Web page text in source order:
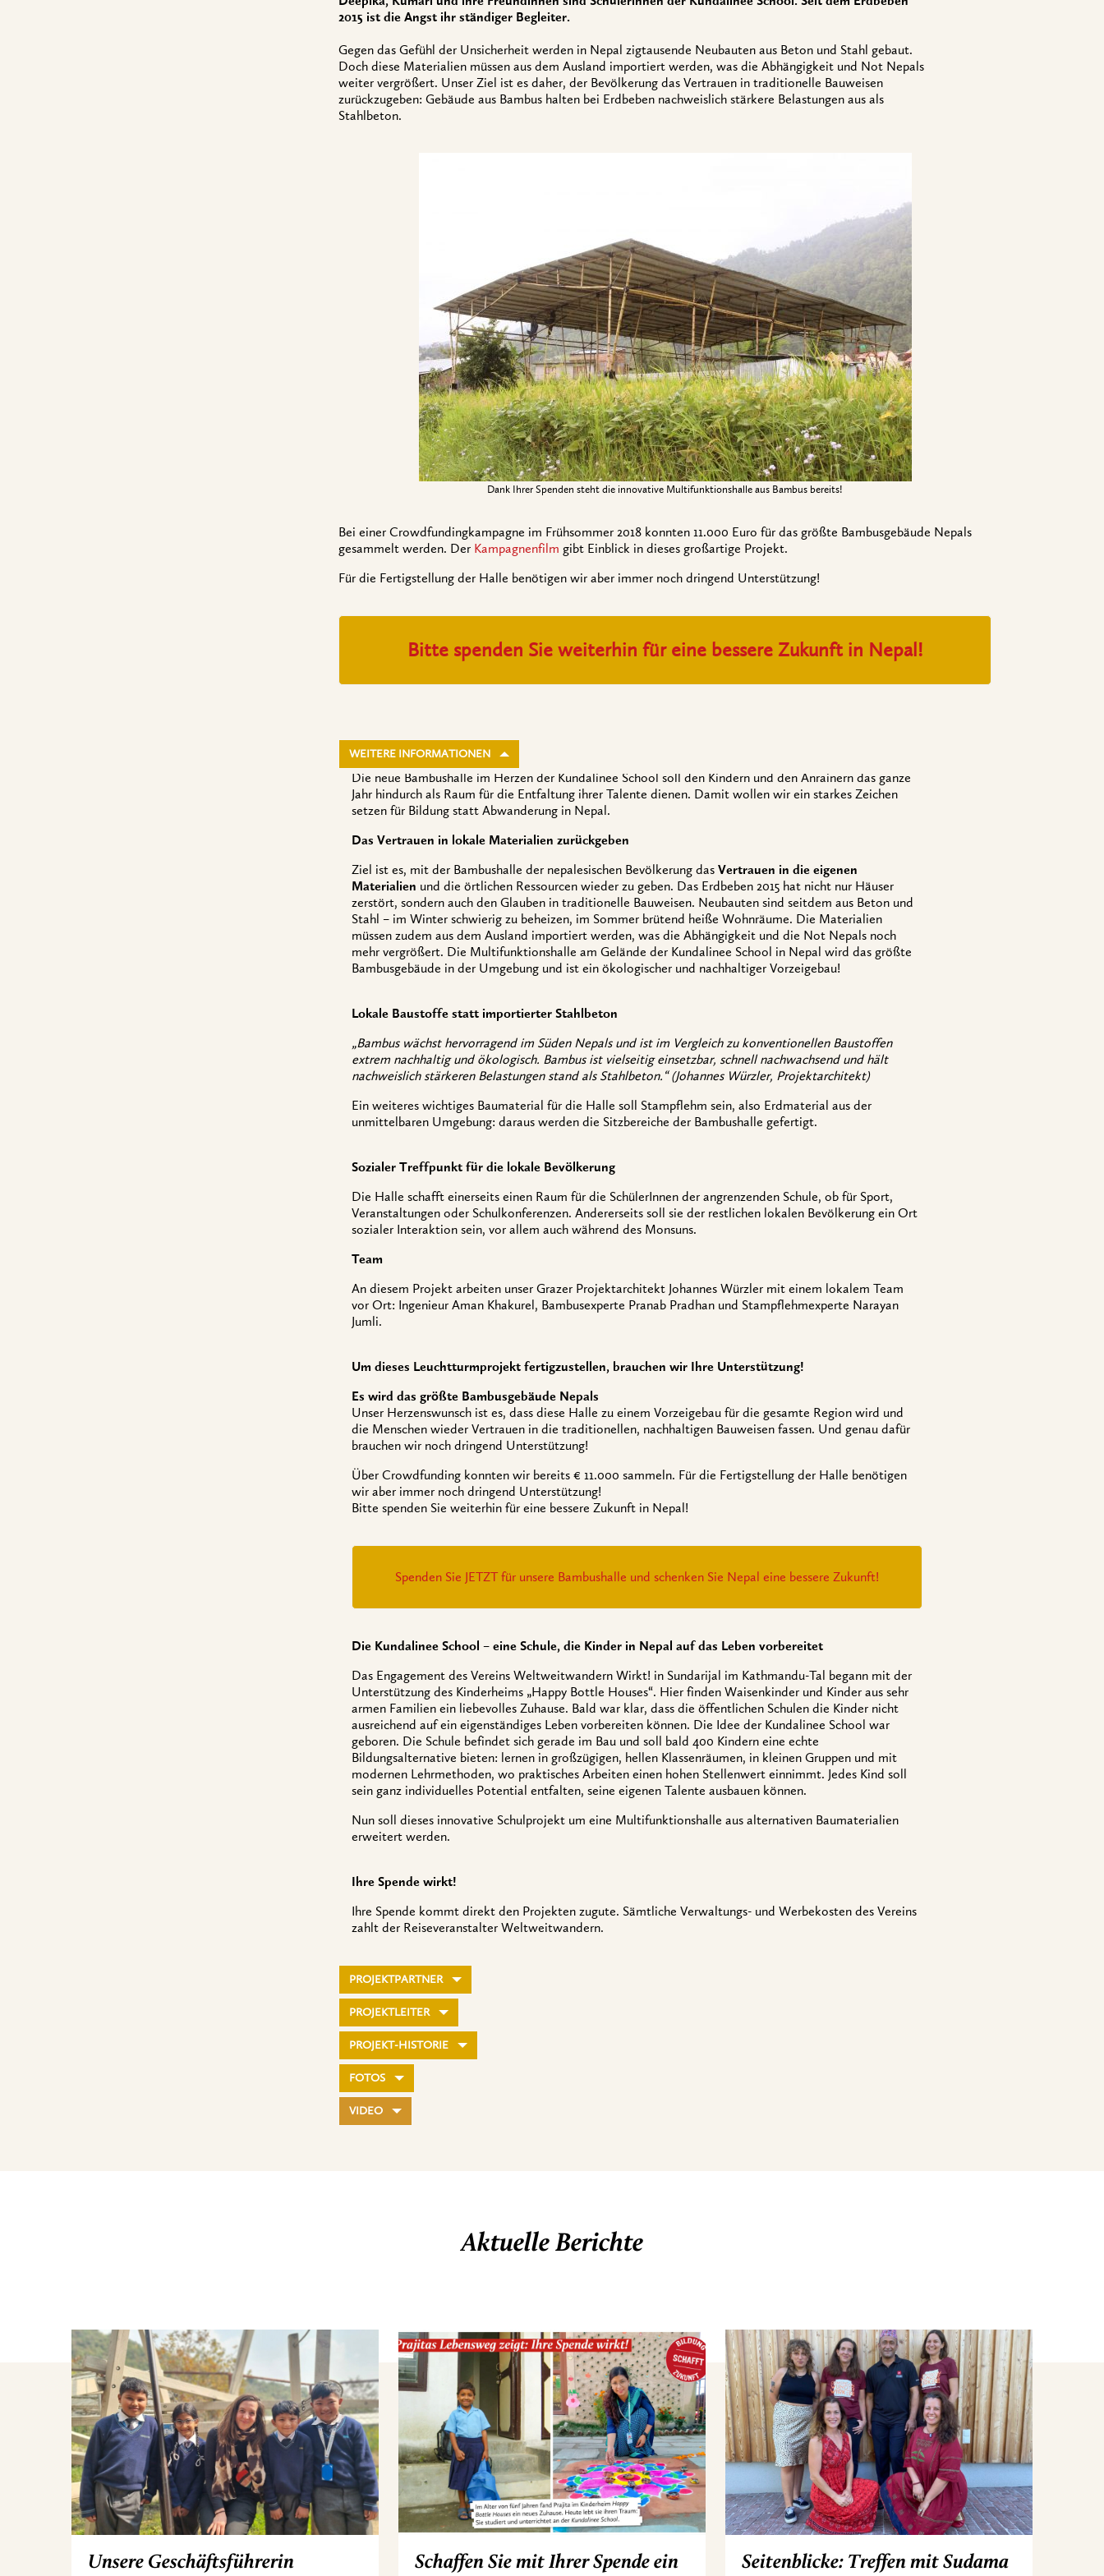
2015 ist die Angst ihr ständiger Begleiter.
Gegen das Gefühl der Unsicherheit werden in Nepal zigtausende Neubauten aus Beton und Stahl gebaut.
Doch diese Materialien müssen aus dem Ausland importiert werden, was die Abhängigkeit und Not Nepals
weiter vergrößert. Unser Ziel ist es daher, der Bevölkerung das Vertrauen in traditionelle Bauweisen
zurückzugeben: Gebäude aus Bambus halten bei Erdbeben nachweislich stärkere Belastungen aus als
Stahlbeton.
Dank Ihrer Spenden steht die innovative Multifunktionshalle aus Bambus bereits!
Bei einer Crowdfundingkampagne im Frühsommer 2018 konnten 11.000 Euro für das größte Bambusgebäude Nepals
gesammelt werden. Der Kampagnenfilm gibt Einblick in dieses großartige Projekt.
Für die Fertigstellung der Halle benötigen wir aber immer noch dringend Unterstützung!
Bitte spenden Sie weiterhin für eine bessere Zukunft in Nepal!
WEITERE INFORMATIONEN
Die neue Bambushalle im Herzen der Kundalinee School soll den Kindern und den Anrainern das ganze
Jahr hindurch als Raum für die Entfaltung ihrer Talente dienen. Damit wollen wir ein starkes Zeichen
setzen für Bildung statt Abwanderung in Nepal.
Das Vertrauen in lokale Materialien zurückgeben
Ziel ist es, mit der Bambushalle der nepalesischen Bevölkerung das Vertrauen in die eigenen
Materialien und die örtlichen Ressourcen wieder zu geben. Das Erdbeben 2015 hat nicht nur Häuser
zerstört, sondern auch den Glauben in traditionelle Bauweisen. Neubauten sind seitdem aus Beton und
Stahl – im Winter schwierig zu beheizen, im Sommer brütend heiße Wohnräume. Die Materialien
müssen zudem aus dem Ausland importiert werden, was die Abhängigkeit und die Not Nepals noch
mehr vergrößert. Die Multifunktionshalle am Gelände der Kundalinee School in Nepal wird das größte
Bambusgebäude in der Umgebung und ist ein ökologischer und nachhaltiger Vorzeigebau!
Lokale Baustoffe statt importierter Stahlbeton
„Bambus wächst hervorragend im Süden Nepals und ist im Vergleich zu konventionellen Baustoffen
extrem nachhaltig und ökologisch. Bambus ist vielseitig einsetzbar, schnell nachwachsend und hält
nachweislich stärkeren Belastungen stand als Stahlbeton.“ (Johannes Würzler, Projektarchitekt)
Ein weiteres wichtiges Baumaterial für die Halle soll Stampflehm sein, also Erdmaterial aus der
unmittelbaren Umgebung: daraus werden die Sitzbereiche der Bambushalle gefertigt.
Sozialer Treffpunkt für die lokale Bevölkerung
Die Halle schafft einerseits einen Raum für die SchülerInnen der angrenzenden Schule, ob für Sport,
Veranstaltungen oder Schulkonferenzen. Andererseits soll sie der restlichen lokalen Bevölkerung ein Ort
sozialer Interaktion sein, vor allem auch während des Monsuns.
Team
An diesem Projekt arbeiten unser Grazer Projektarchitekt Johannes Würzler mit einem lokalem Team
vor Ort: Ingenieur Aman Khakurel, Bambusexperte Pranab Pradhan und Stampflehmexperte Narayan
Jumli.
Um dieses Leuchtturmprojekt fertigzustellen, brauchen wir Ihre Unterstützung!
Es wird das größte Bambusgebäude Nepals
Unser Herzenswunsch ist es, dass diese Halle zu einem Vorzeigebau für die gesamte Region wird und
die Menschen wieder Vertrauen in die traditionellen, nachhaltigen Bauweisen fassen. Und genau dafür
brauchen wir noch dringend Unterstützung!
Über Crowdfunding konnten wir bereits € 11.000 sammeln. Für die Fertigstellung der Halle benötigen
wir aber immer noch dringend Unterstützung!
Bitte spenden Sie weiterhin für eine bessere Zukunft in Nepal!
Spenden Sie JETZT für unsere Bambushalle und schenken Sie Nepal eine bessere Zukunft!
Die Kundalinee School – eine Schule, die Kinder in Nepal auf das Leben vorbereitet
Das Engagement des Vereins Weltweitwandern Wirkt! in Sundarijal im Kathmandu-Tal begann mit der
Unterstützung des Kinderheims „Happy Bottle Houses“. Hier finden Waisenkinder und Kinder aus sehr
armen Familien ein liebevolles Zuhause. Bald war klar, dass die öffentlichen Schulen die Kinder nicht
ausreichend auf ein eigenständiges Leben vorbereiten können. Die Idee der Kundalinee School war
geboren. Die Schule befindet sich gerade im Bau und soll bald 400 Kindern eine echte
Bildungsalternative bieten: lernen in großzügigen, hellen Klassenräumen, in kleinen Gruppen und mit
modernen Lehrmethoden, wo praktisches Arbeiten einen hohen Stellenwert einnimmt. Jedes Kind soll
sein ganz individuelles Potential entfalten, seine eigenen Talente ausbauen können.
Nun soll dieses innovative Schulprojekt um eine Multifunktionshalle aus alternativen Baumaterialien
erweitert werden.
Ihre Spende wirkt!
Ihre Spende kommt direkt den Projekten zugute. Sämtliche Verwaltungs- und Werbekosten des Vereins
zahlt der Reiseveranstalter Weltweitwandern.
PROJEKTPARTNER
PROJEKTLEITER
PROJEKT-HISTORIE
FOTOS
VIDEO
Aktuelle Berichte
Unsere Geschäftsführerin Schaffen Sie mit Ihrer Spende ein Seitenblicke: Treffen mit Sudama